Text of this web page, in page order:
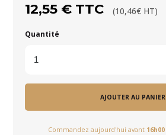
12,55 € TTC (10,46€ HT)
Quantité
AJOUTER AU PANIER
Commandez aujourd'hui avant 16h00